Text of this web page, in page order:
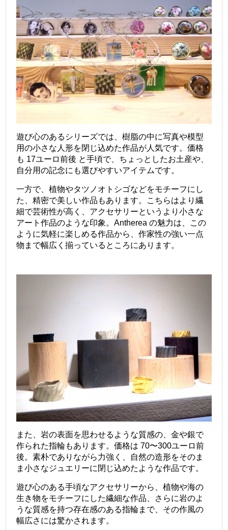
遊び心のあるシリーズでは、樹脂の中に写真や模型
用の小さな人形を閉じ込めた作品が人気です。価格
も 17ユーロ前後 と手頃で、ちょっとしたお土産や、
自分用の記念にも選びやすいアイテムです。
一方で、植物やタツノオトシゴなどをモチーフにし
た、精密で美しい作品もあります。こちらはより繊
細で芸術性が高く、アクセサリーというより小さな
アート作品のような印象。Antherea の魅力は、この
ように気軽に楽しめる作品から、作家性の強い一点
物まで幅広く揃っているところにあります。
また、岩の表面を思わせるような質感の、金や銀で
作られた指輪もあります。価格は 70〜300ユーロ前
後。素朴でありながら力強く、自然の造形をそのま
ま小さなジュエリーに閉じ込めたような作品です。
遊び心のある手頃なアクセサリーから、植物や海の
生き物をモチーフにした繊細な作品、さらに岩のよ
うな質感を持つ存在感のある指輪まで、その作風の
幅広さには驚かされます。